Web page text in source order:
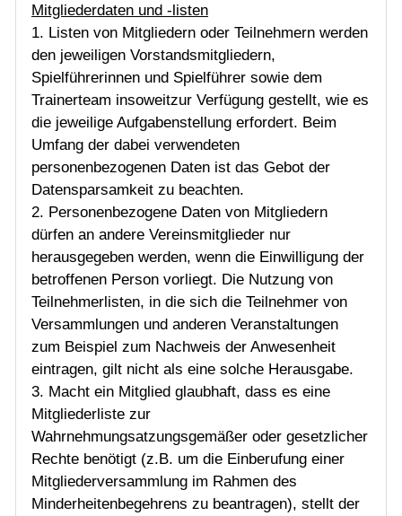
Mitgliederdaten und -listen
1. Listen von Mitgliedern oder Teilnehmern werden
den jeweiligen Vorstandsmitgliedern,
Spielführerinnen und Spielführer sowie dem
Trainerteam insoweitzur Verfügung gestellt, wie es
die jeweilige Aufgabenstellung erfordert. Beim
Umfang der dabei verwendeten
personenbezogenen Daten ist das Gebot der
Datensparsamkeit zu beachten.
2. Personenbezogene Daten von Mitgliedern
dürfen an andere Vereinsmitglieder nur
herausgegeben werden, wenn die Einwilligung der
betroffenen Person vorliegt. Die Nutzung von
Teilnehmerlisten, in die sich die Teilnehmer von
Versammlungen und anderen Veranstaltungen
zum Beispiel zum Nachweis der Anwesenheit
eintragen, gilt nicht als eine solche Herausgabe.
3. Macht ein Mitglied glaubhaft, dass es eine
Mitgliederliste zur
Wahrnehmungsatzungsgemäßer oder gesetzlicher
Rechte benötigt (z.B. um die Einberufung einer
Mitgliederversammlung im Rahmen des
Minderheitenbegehrens zu beantragen), stellt der